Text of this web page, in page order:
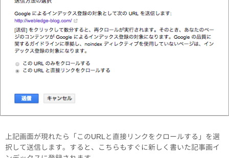
上記画面が現れたら「このURLと直接リンクをクロールする」を選
択して送信します。すると、こちらもすぐに新しく書いた記事画イ